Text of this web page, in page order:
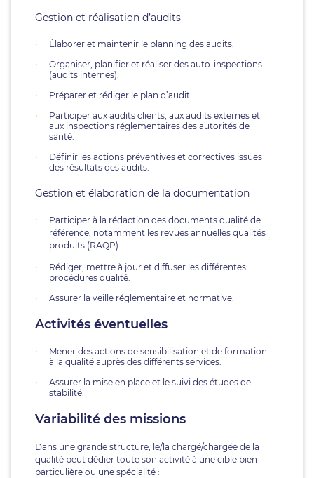
Gestion et réalisation d’audits
Élaborer et maintenir le planning des audits.
Organiser, planifier et réaliser des auto-inspections
(audits internes).
Préparer et rédiger le plan d’audit.
Participer aux audits clients, aux audits externes et
aux inspections réglementaires des autorités de
santé.
Définir les actions préventives et correctives issues
des résultats des audits.
Gestion et élaboration de la documentation
Participer à la rédaction des documents qualité de
référence, notamment les revues annuelles qualités
produits (RAQP).
Rédiger, mettre à jour et diffuser les différentes
procédures qualité.
Assurer la veille réglementaire et normative.
Activités éventuelles
Mener des actions de sensibilisation et de formation
à la qualité auprès des différents services.
Assurer la mise en place et le suivi des études de
stabilité.
Variabilité des missions
Dans une grande structure, le/la chargé/chargée de la
qualité peut dédier toute son activité à une cible bien
particulière ou une spécialité :